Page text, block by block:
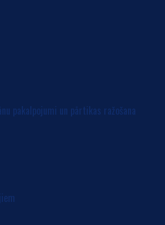
pakalpojumi un pārtikas ražošana